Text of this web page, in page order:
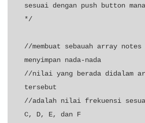
sesuai dengan push button
*/
//membuat sebauah array notes
menyimpan nada-nada
//nilai yang berada didalam
tersebut
//adalah nilai frekuensi
C, D, E, dan F